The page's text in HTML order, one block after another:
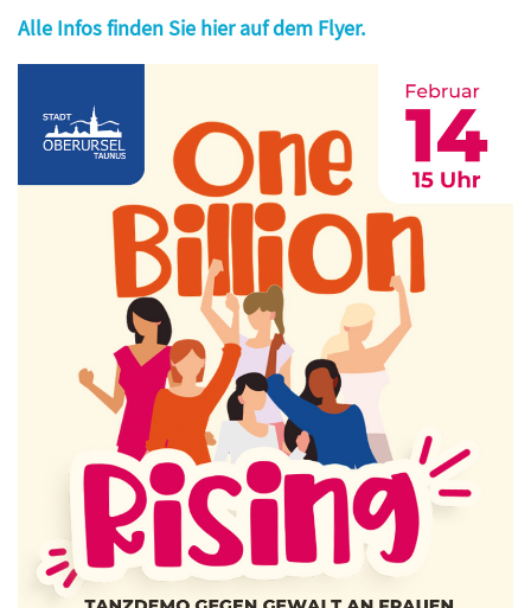
Alle Infos finden Sie hier auf dem Flyer.